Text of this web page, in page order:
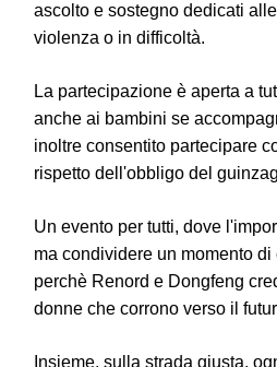
ascolto e sostegno dedicati
violenza o in difficoltà.
La partecipazione è aperta a
anche ai bambini se
inoltre consentito partecipare
rispetto dell'obbligo del
Un evento per tutti, dove
ma condividere un momento
perchè Renord e Dongfeng
donne che corrono verso il
Insieme, sulla strada giusta,